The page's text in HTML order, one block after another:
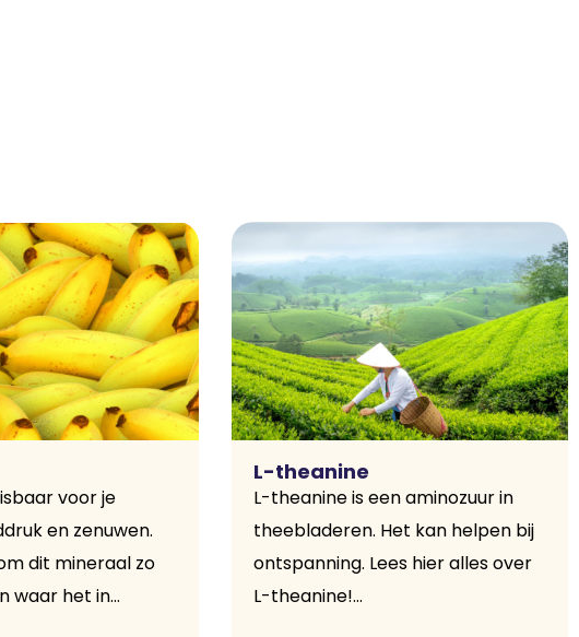
voor je
en zenuwen.
dit mineraal zo
waar het in...
L-theanine
L-theanine is een aminozuur in
theebladeren. Het kan helpen bij
ontspanning. Lees hier alles over
L-theanine!...